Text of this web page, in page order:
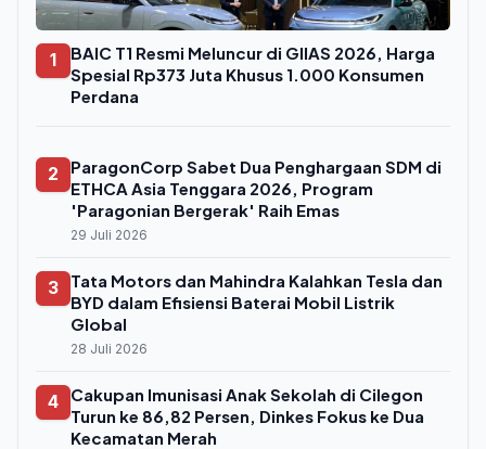
1
BAIC T1 Resmi Meluncur di GIIAS 2026, Harga
Spesial Rp373 Juta Khusus 1.000 Konsumen
Perdana
2
ParagonCorp Sabet Dua Penghargaan SDM di
ETHCA Asia Tenggara 2026, Program
'Paragonian Bergerak' Raih Emas
29 Juli 2026
3
Tata Motors dan Mahindra Kalahkan Tesla dan
BYD dalam Efisiensi Baterai Mobil Listrik
Global
28 Juli 2026
4
Cakupan Imunisasi Anak Sekolah di Cilegon
Turun ke 86,82 Persen, Dinkes Fokus ke Dua
Kecamatan Merah